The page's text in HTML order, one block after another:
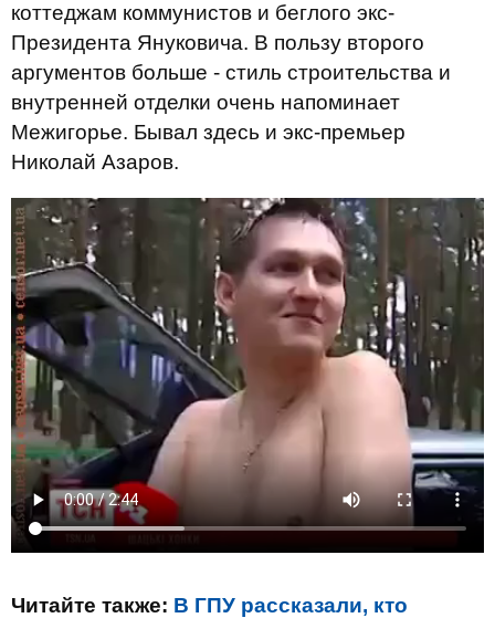
коттеджам коммунистов и беглого экс-
Президента Януковича. В пользу второго
аргументов больше - стиль строительства и
внутренней отделки очень напоминает
Межигорье. Бывал здесь и экс-премьер
Николай Азаров.
Читайте также: В ГПУ рассказали, кто